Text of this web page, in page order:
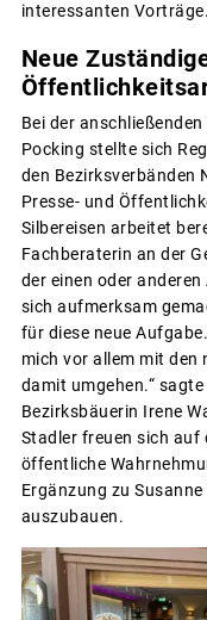
interessanten Vorträge.
Neue
Bei der
Pocking stellte sich
den Bezirksverbänden
Presse- und
Silbereisen arbeitet
Fachberaterin an der
der einen oder
sich aufmerksam
für diese neue
mich vor allem mit den
damit umgehen.“
Bezirksbäuerin Irene
Stadler freuen sich auf
öffentliche
Ergänzung zu
auszubauen.